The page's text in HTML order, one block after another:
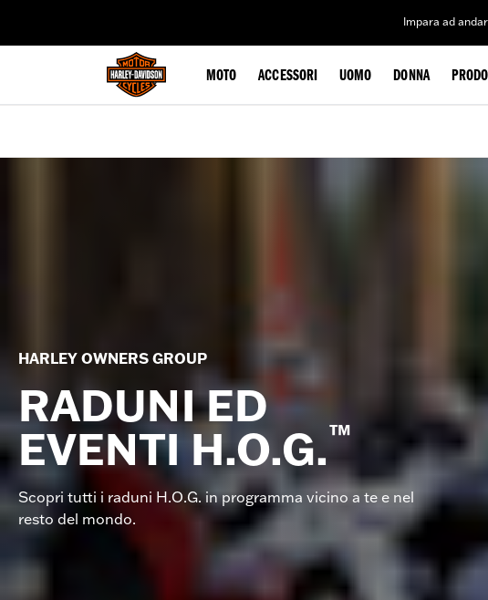
Impara ad
MOTO ACCESSORI UOMO DONNA
HARLEY OWNERS GROUP
RADUNI ED
EVENTI H.O.G.™
Scopri tutti i raduni H.O.G. in programma vicino a te e nel
resto del mondo.